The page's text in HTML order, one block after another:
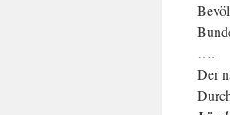
….
Der